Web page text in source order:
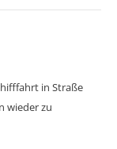
in Straße
wieder zu